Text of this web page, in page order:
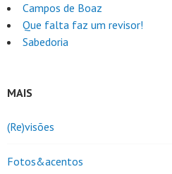
Campos de Boaz
Que falta faz um revisor!
Sabedoria
MAIS
(Re)visões
Fotos&acentos